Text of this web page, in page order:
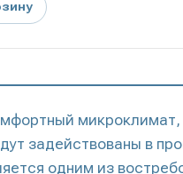
задействованы в
одним из